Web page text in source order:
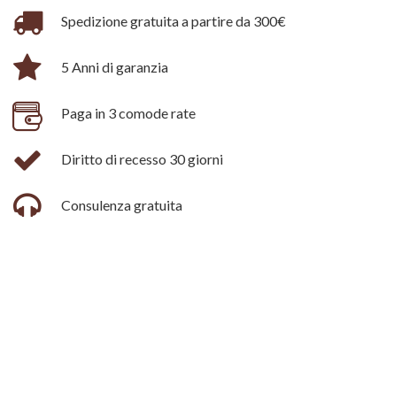
Spedizione gratuita a partire da 300€
5 Anni di garanzia
Paga in 3 comode rate
Diritto di recesso 30 giorni
Consulenza gratuita